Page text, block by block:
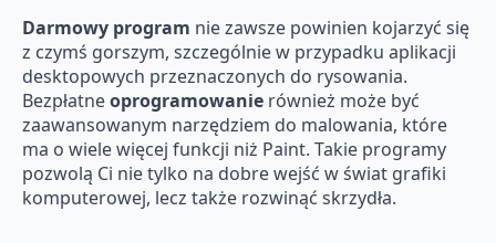
Darmowy program nie zawsze powinien kojarzyć się
z czymś gorszym, szczególnie w przypadku aplikacji
desktopowych przeznaczonych do rysowania.
Bezpłatneoprogramowanie również może być
zaawansowanym narzędziem do malowania, które
ma o wiele więcej funkcji niż Paint. Takie programy
pozwolą Ci nie tylko na dobre wejść w świat grafiki
komputerowej, lecz także rozwinąć skrzydła.